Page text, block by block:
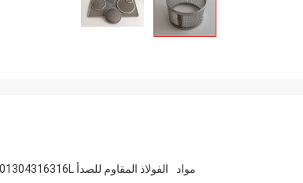
مواد الفولاذ المقاوم للصدأ 201304316316L